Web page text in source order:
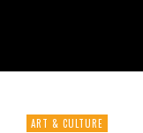
ART & CULTURE